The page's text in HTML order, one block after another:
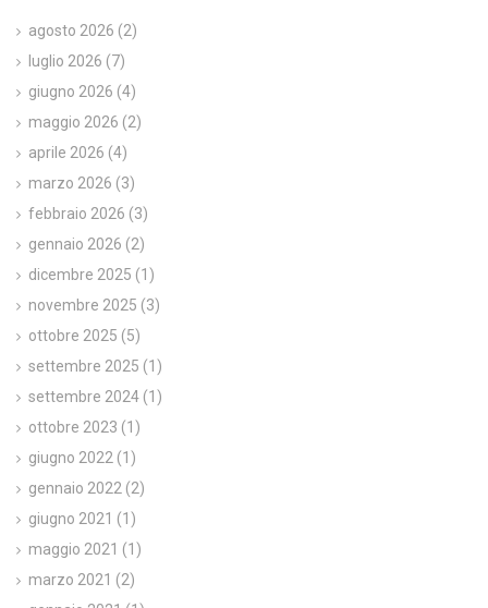
agosto 2026 (2)
luglio 2026 (7)
giugno 2026 (4)
maggio 2026 (2)
aprile 2026 (4)
marzo 2026 (3)
febbraio 2026 (3)
gennaio 2026 (2)
dicembre 2025 (1)
novembre 2025 (3)
ottobre 2025 (5)
settembre 2025 (1)
settembre 2024 (1)
ottobre 2023 (1)
giugno 2022 (1)
gennaio 2022 (2)
giugno 2021 (1)
maggio 2021 (1)
marzo 2021 (2)